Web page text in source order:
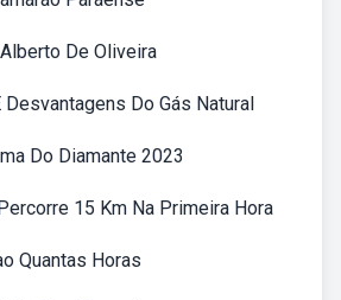
De Oliveira
Desvantagens Do Gás Natural
Do Diamante 2023
15 Km Na Primeira Hora
Quantas Horas